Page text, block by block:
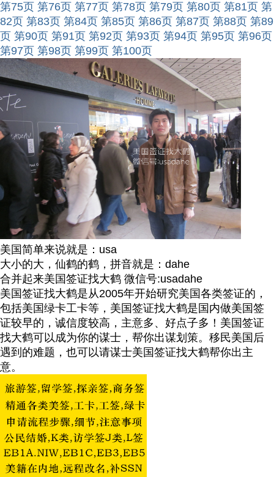
第75页 第76页 第77页 第78页 第79页 第80页 第81页 第
82页 第83页 第84页 第85页 第86页 第87页 第88页 第89
页 第90页 第91页 第92页 第93页 第94页 第95页 第96页
第97页 第98页 第99页 第100页
美国简单来说就是：usa
大小的大，仙鹤的鹤，拼音就是：dahe
合并起来美国签证找大鹤 微信号:usadahe
美国签证找大鹤是从2005年开始研究美国各类签证的，
包括美国绿卡工卡等，美国签证找大鹤是国内做美国签
证较早的，诚信度较高，主意多、好点子多！美国签证
找大鹤可以成为你的谋士，帮你出谋划策。移民美国后
遇到的难题，也可以请谋士美国签证找大鹤帮你出主
意。